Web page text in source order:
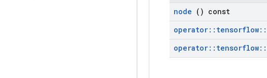
node () const
operator:: tensorflow::
operator:: tensorflow::